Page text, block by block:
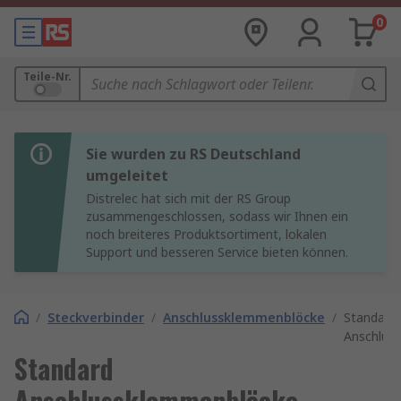
0
Teile-Nr.
Sie wurden zu RS Deutschland
umgeleitet
Distrelec hat sich mit der RS Group
zusammengeschlossen, sodass wir Ihnen ein
noch breiteres Produktsortiment, lokalen
Support und besseren Service bieten können.
/ Steckverbinder / Anschlussklemmenblöcke / Standard
Standard